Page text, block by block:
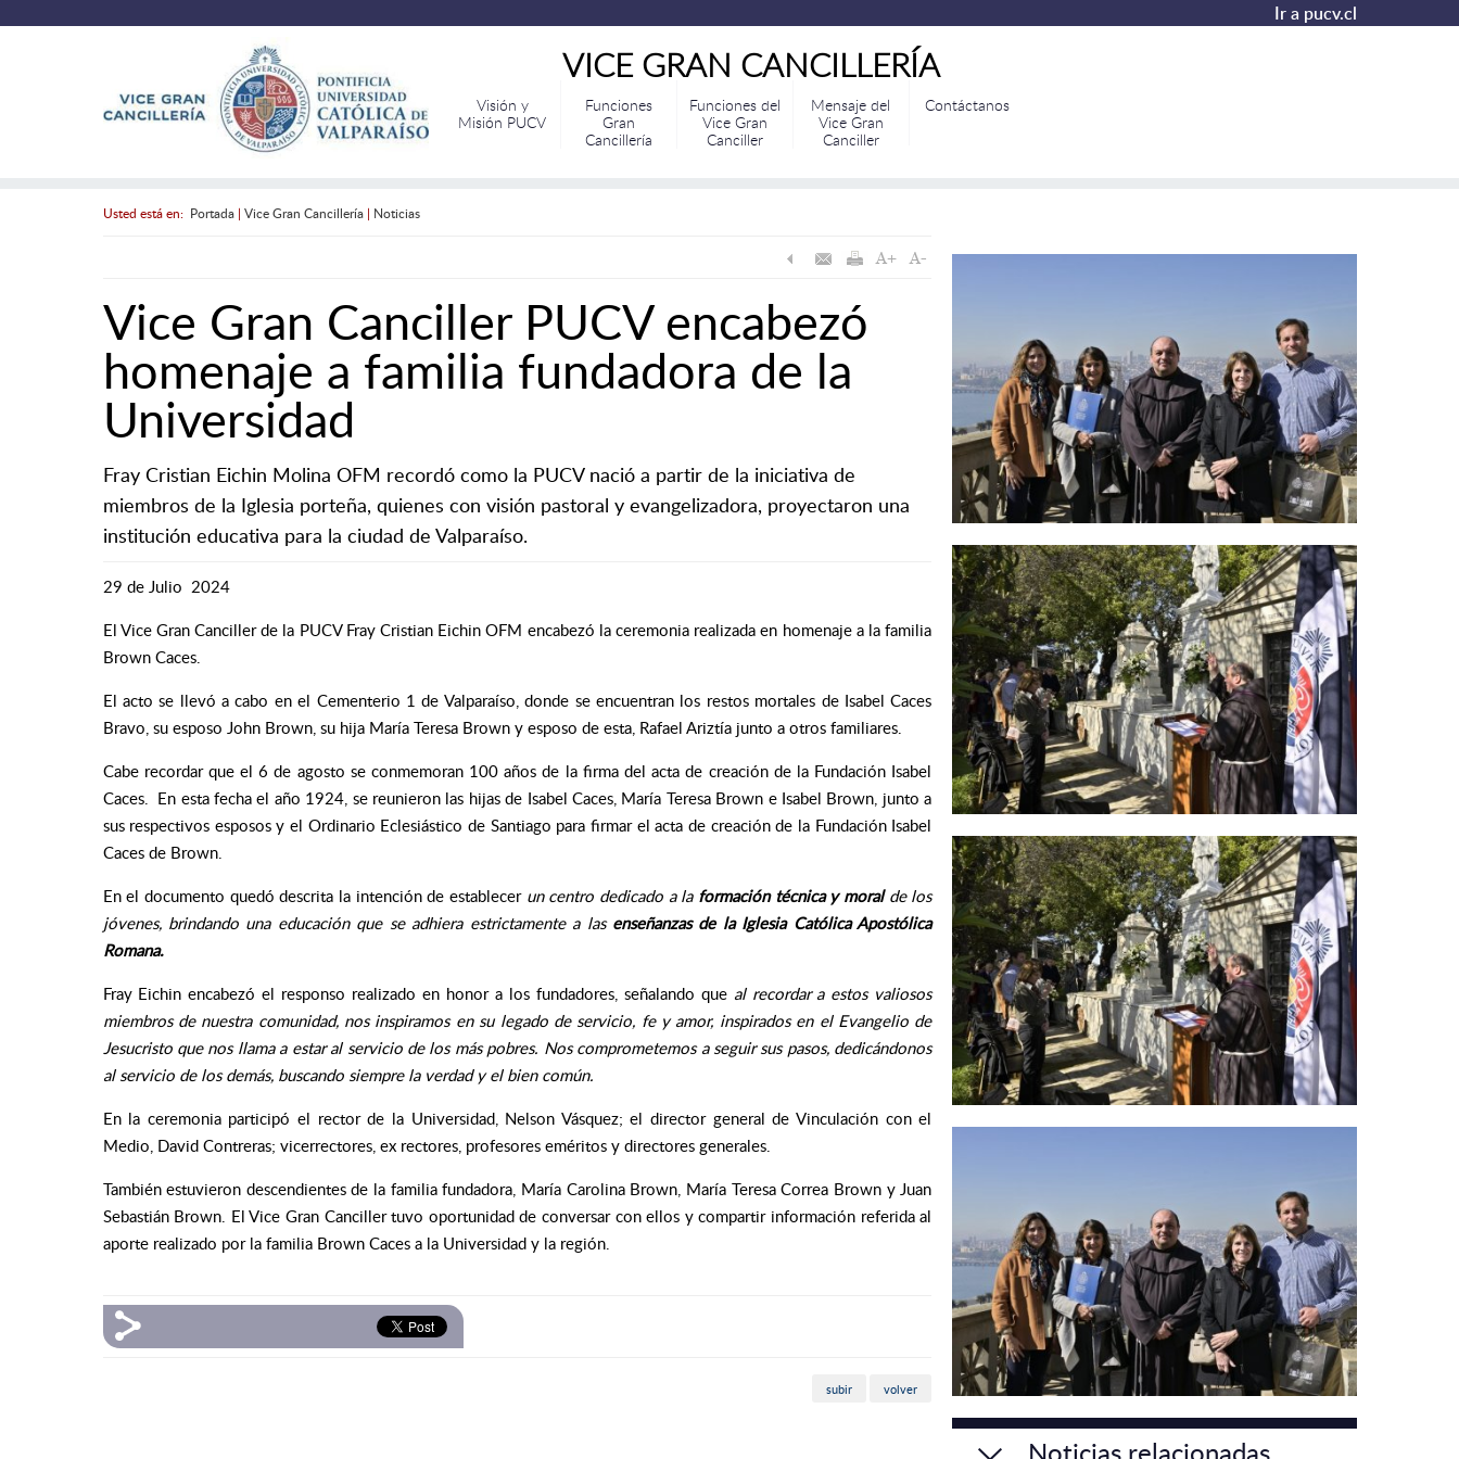
Ir a pucv.cl
VICE GRAN CANCILLERÍA
Visión y
Misión PUCV
Funciones
Gran
Cancillería
Funciones del
Vice Gran
Canciller
Mensaje del
Vice Gran
Canciller
Contáctanos
Usted está en: Portada| Vice Gran Cancillería| Noticias
Vice Gran Canciller PUCV encabezó
homenaje a familia fundadora de la
Universidad
Fray Cristian Eichin Molina OFM recordó como la PUCV nació a partir de la iniciativa de
miembros de la Iglesia porteña, quienes con visión pastoral y evangelizadora, proyectaron una
institución educativa para la ciudad de Valparaíso.
29 de Julio 2024
El Vice Gran Canciller de la PUCV Fray Cristian Eichin OFM encabezó la ceremonia realizada en homenaje a la familia
Brown Caces.
El acto se llevó a cabo en el Cementerio 1 de Valparaíso, donde se encuentran los restos mortales de Isabel Caces
Bravo, su esposo John Brown, su hija María Teresa Brown y esposo de esta, Rafael Ariztía junto a otros familiares.
Cabe recordar que el 6 de agosto se conmemoran 100 años de la firma del acta de creación de la Fundación Isabel
Caces. En esta fecha el año 1924, se reunieron las hijas de Isabel Caces, María Teresa Brown e Isabel Brown, junto a
sus respectivos esposos y el Ordinario Eclesiástico de Santiago para firmar el acta de creación de la Fundación Isabel
Caces de Brown.
En el documento quedó descrita la intención de establecer un centro dedicado a la formación técnica y moral de los
jóvenes, brindando una educación que se adhiera estrictamente a las enseñanzas de la Iglesia Católica Apostólica
Romana.
Fray Eichin encabezó el responso realizado en honor a los fundadores, señalando que al recordar a estos valiosos
miembros de nuestra comunidad, nos inspiramos en su legado de servicio, fe y amor, inspirados en el Evangelio de
Jesucristo que nos llama a estar al servicio de los más pobres. Nos comprometemos a seguir sus pasos, dedicándonos
al servicio de los demás, buscando siempre la verdad y el bien común.
En la ceremonia participó el rector de la Universidad, Nelson Vásquez; el director general de Vinculación con el
Medio, David Contreras; vicerrectores, ex rectores, profesores eméritos y directores generales.
También estuvieron descendientes de la familia fundadora, María Carolina Brown, María Teresa Correa Brown y Juan
Sebastián Brown. El Vice Gran Canciller tuvo oportunidad de conversar con ellos y compartir información referida al
aporte realizado por la familia Brown Caces a la Universidad y la región.
subir volver